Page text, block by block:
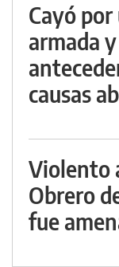
Cayó
armada
causas
Violento
Obrero
fue